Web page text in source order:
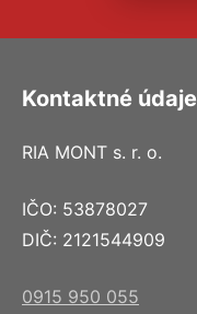
Kontaktné údaje
RIA MONT s. r. o.
IČO: 53878027
DIČ: 2121544909
0915 950 055